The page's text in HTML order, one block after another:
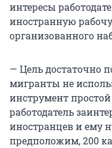
интересы
иностранную
организованного
— Цель достаточно
мигранты не
инструмент
работодатель
иностранцев и ему
предположим, 200